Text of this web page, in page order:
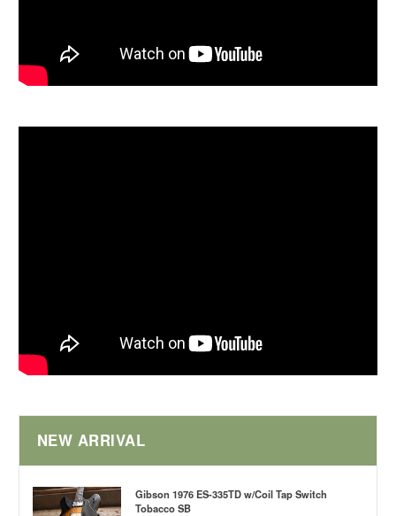
NEW ARRIVAL
Gibson 1976 ES-335TD w/Coil Tap Switch
Tobacco SB